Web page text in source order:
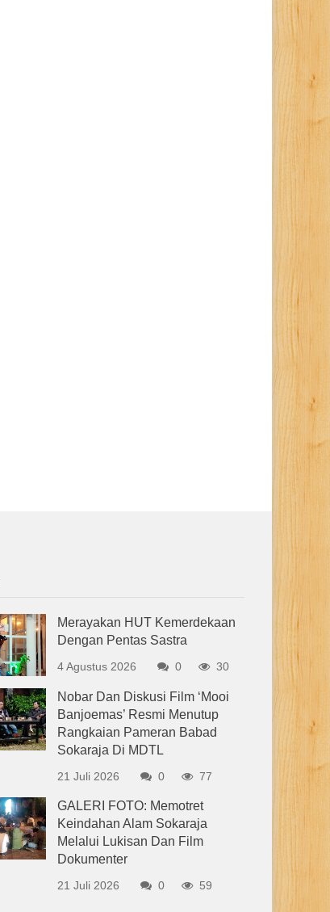
Merayakan HUT Kemerdekaan
Dengan Pentas Sastra
4 Agustus 2026 0 30
Nobar Dan Diskusi Film ‘Mooi
Banjoemas’ Resmi Menutup
Rangkaian Pameran Babad
Sokaraja Di MDTL
21 Juli 2026 0 77
GALERI FOTO: Memotret
Keindahan Alam Sokaraja
Melalui Lukisan Dan Film
Dokumenter
21 Juli 2026 0 59